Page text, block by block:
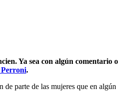
Ya sea con algún comentario o
Perroni.
parte de las mujeres que en algún